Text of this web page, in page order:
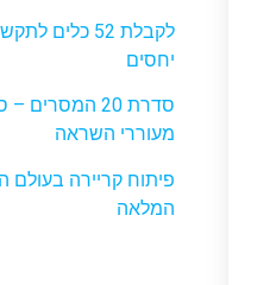
לקבלת 52
יחסים
סדרת 20
מעוררי השראה
פיתוח קריירה
המלאה